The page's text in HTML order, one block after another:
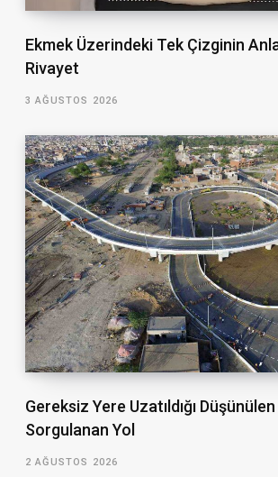
Ekmek Üzerindeki Tek Çizginin
Rivayet
3 AĞUSTOS 2026
Gereksiz Yere Uzatıldığı Düşünülen
Sorgulanan Yol
2 AĞUSTOS 2026